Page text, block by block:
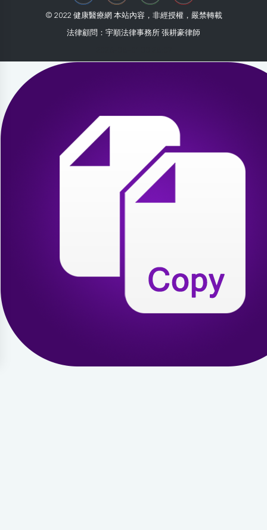
© 2022 健康醫療網 本站內容，非經授權，嚴禁轉載
法律顧問：宇順法律事務所 張耕豪律師